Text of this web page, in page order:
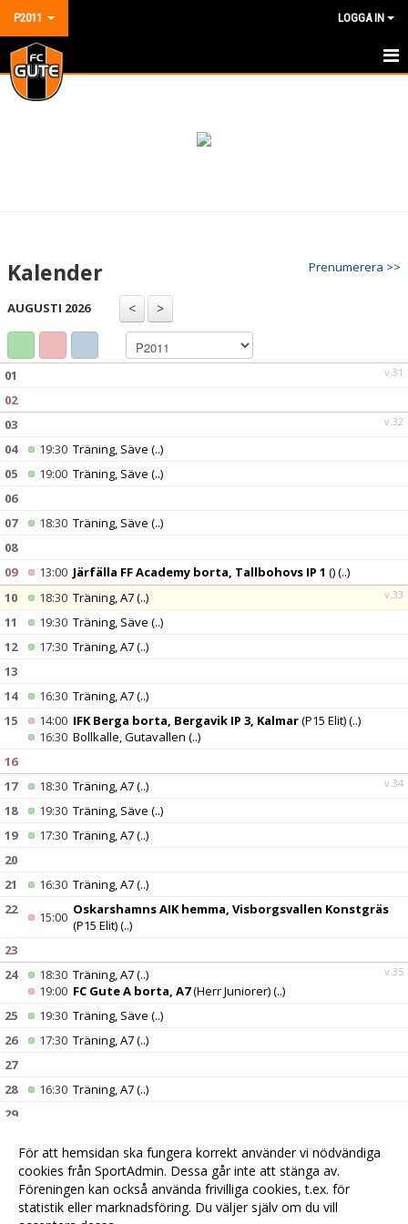
P2011 LOGGA IN
HEM
GÄSTBOK
Prenumerera >>
Kalender
AUGUSTI 2026
v.31
01
02
v.32
03
04
19:30 Träning, Säve (..)
05
19:00 Träning, Säve (..)
06
07
18:30 Träning, Säve (..)
08
09
13:00 Järfälla FF Academy borta, Tallbohovs IP 1 ()(..)
v.33
10 18:30 Träning, A7(..)
11
19:30 Träning, Säve (..)
12
17:30 Träning, A7(..)
13
14
16:30 Träning, A7(..)
15
14:00 IFK Berga borta, Bergavik IP 3, Kalmar(P15 Elit)(..)
16:30 Bollkalle, Gutavallen (..)
16
v.34
17 18:30 Träning, A7(..)
18
19:30 Träning, Säve (..)
19
17:30 Träning, A7(..)
20
21
16:30 Träning, A7(..)
22
15:00 Oskarshamns AIK hemma, Visborgsvallen Konstgräs
(P15 Elit)(..)
23
v.35
24 18:30 Träning, A7(..)
19:00 FC Gute A borta, A7(Herr Juniorer)(..)
25
19:30 Träning, Säve (..)
26
17:30 Träning, A7(..)
27
28
16:30 Träning, A7(..)
29
18:30Träning, A7 (..)
19:30IFK Visby hemma, Säve konstgräs(Herr Juniorer)
För att hemsidan ska fungera korrekt använder vi nödvändiga
cookies från SportAdmin. Dessa går inte att stänga av.
Föreningen kan också använda frivilliga cookies, t.ex. för
statistik eller marknadsföring. Du väljer själv om du vill